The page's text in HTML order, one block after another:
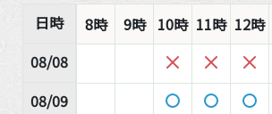
日時
08/08
08/09
8時 9時 10時 11時 12時